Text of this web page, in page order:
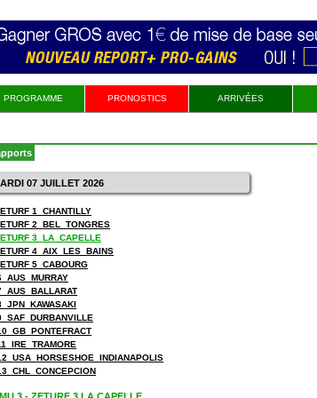
PROGRAMME PRONOSTICS ARRIVÉES
07 JUILLET 2026
1_CHANTILLY
2_BEL_TONGRES
3_LA_CAPELLE
4_AIX_LES_BAINS
5_CABOURG